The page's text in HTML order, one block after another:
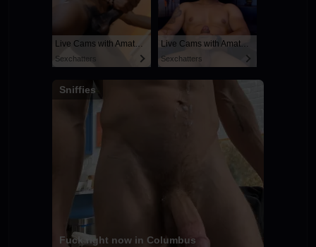
Live Cams with Amateur Men
Sexchatters
Live Cams with Amateur Men
Sexchatters
Fuck right now in Columbus
Sniffies